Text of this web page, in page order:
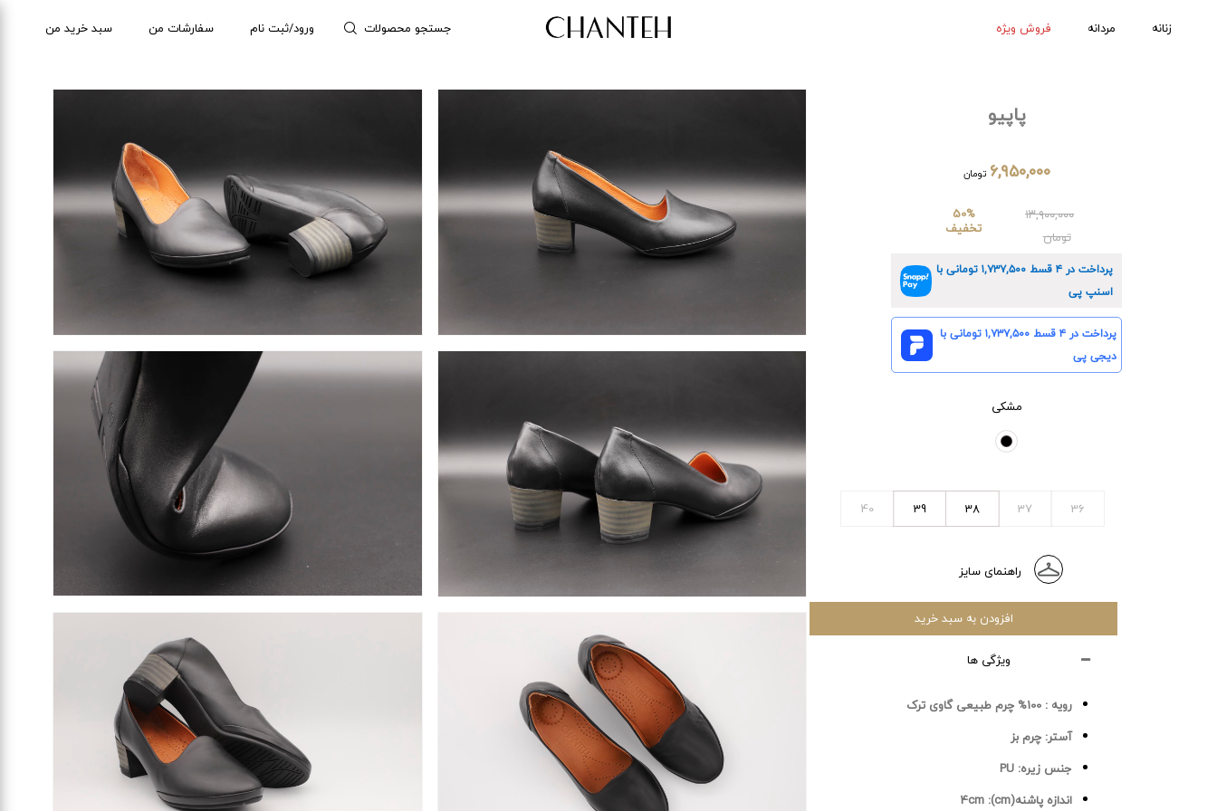
زنانه مردانه فروش ویژه سبد خرید من سفارشات من ورود/ثبت نام جستجو محصولات
پاپیو
۶,۹۵۰,۰۰۰ تومان
۱۳,۹۰۰,۰۰۰
تومان
50%
تخفیف
پرداخت در ۴ قسط ۱,۷۳۷,۵۰۰تومانی با
اسنپ پی
پرداخت در ۴ قسط ۱,۷۳۷,۵۰۰تومانی با
دیجی پی
مشکی
36
37
38
39
40
راهنمای سایز
افزودن به سبد خرید
ویژگی ها
رویه : 100% چرم طبیعی گاوی ترک
آستر: چرم بز
جنس زیره: PU
اندازه پاشنه(cm):
4cm